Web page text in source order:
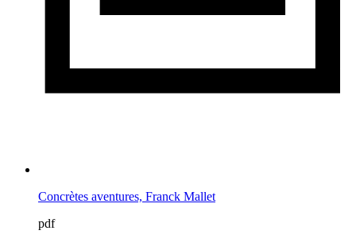
Concrètes aventures, Franck Mallet
pdf